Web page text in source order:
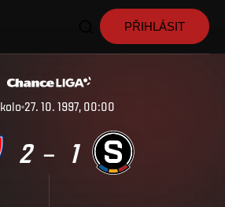
PŘIHLÁSIT
kolo 27. 10. 1997, 00:00
2 – 1